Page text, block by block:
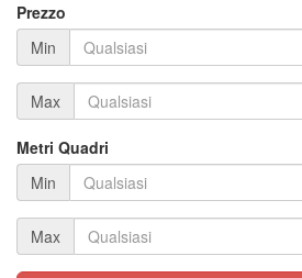
Prezzo
Min
Max
Metri Quadri
Min
Max